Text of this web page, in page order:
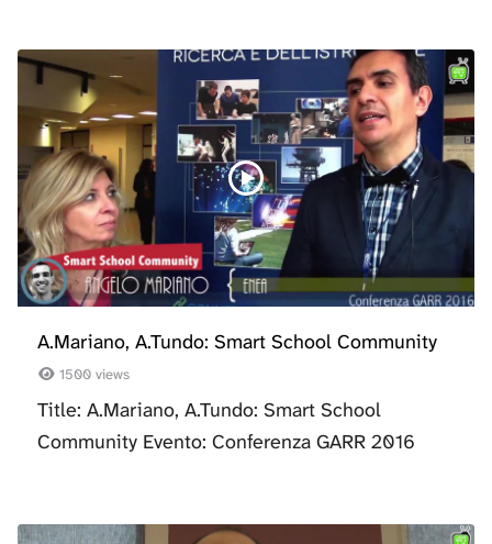
A.Mariano, A.Tundo: Smart School Community
1500 views
Title: A.Mariano, A.Tundo: Smart School
Community Evento: Conferenza GARR 2016